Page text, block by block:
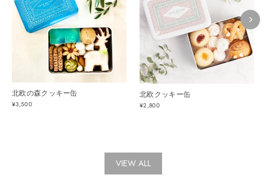
北欧の森クッキー缶
¥3,500
北欧クッキー缶
¥2,800
VIEW ALL